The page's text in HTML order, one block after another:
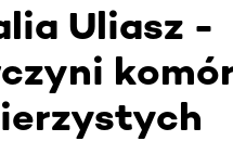
Uliasz -